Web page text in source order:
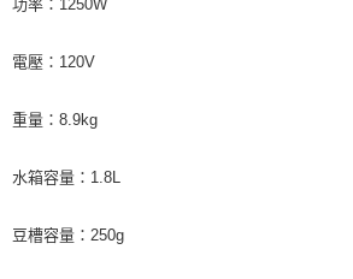
功率：1250W
電壓：120V
重量：8.9kg
水箱容量：1.8L
豆槽容量：250g